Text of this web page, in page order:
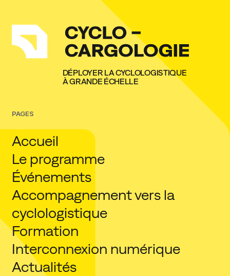
DÉPLOYER LA CYCLOLOGISTIQUE
À GRANDE ÉCHELLE
PAGES
Accueil
Le programme
Événements
Accompagnement vers la
cyclologistique
Formation
Interconnexion numérique
Actualités